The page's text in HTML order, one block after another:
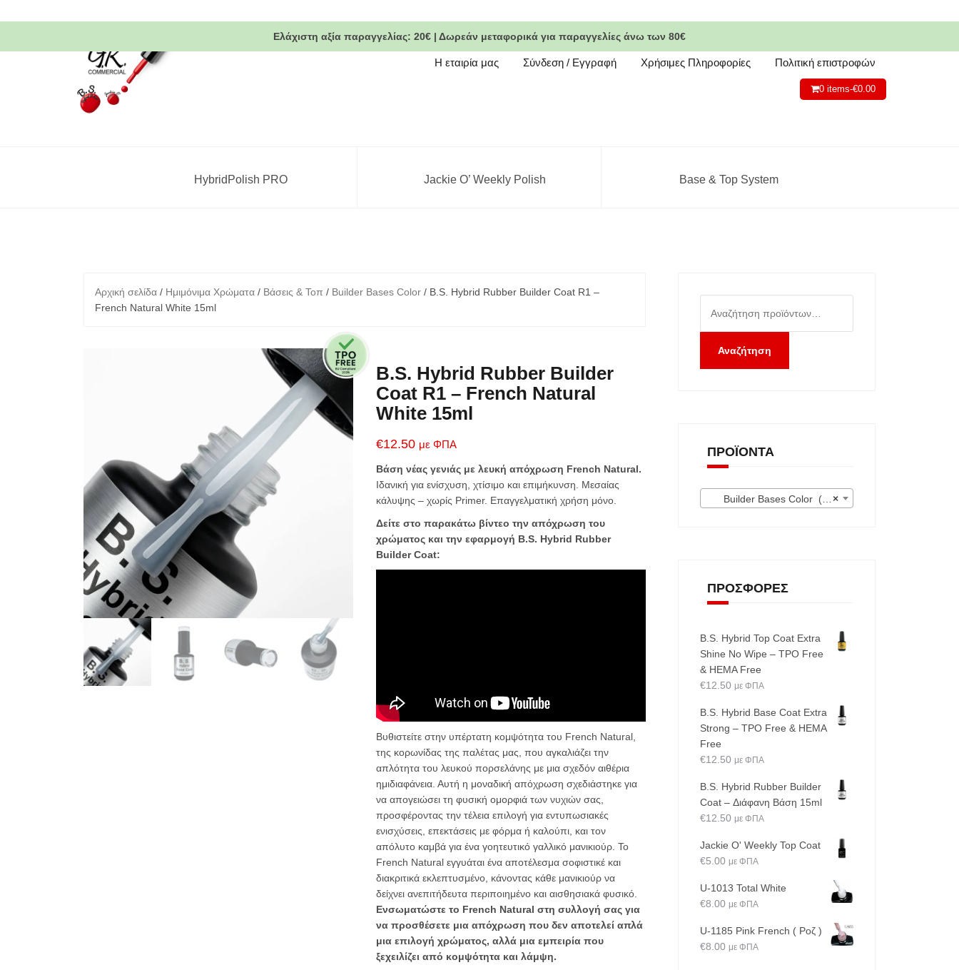
to
Ελάχιστη αξία παραγγελίας: 20€ | Δωρεάν μεταφορικά για παραγγελίες άνω των 80€
Η εταιρία μας Σύνδεση / Εγγραφή Χρήσιμες Πληροφορίες Πολιτική επιστροφών
0 items-€0.00
HybridPolish PRO Jackie O’ Weekly Polish Base & Top System
Αρχική σελίδα / Ημιμόνιμα Χρώματα / Βάσεις & Τοπ / Builder Bases Color / B.S. Hybrid Rubber Builder Coat R1 –
French Natural White 15ml
B.S. Hybrid Rubber Builder
Coat R1 – French Natural
White 15ml
€12.50 με ΦΠΑ
Βάση νέας γενιάς με λευκή απόχρωση French Natural.
Ιδανική για ενίσχυση, χτίσιμο και επιμήκυνση. Μεσαίας
κάλυψης – χωρίς Primer. Επαγγελματική χρήση μόνο.
Δείτε στο παρακάτω βίντεο την απόχρωση του
χρώματος και την εφαρμογή B.S. Hybrid Rubber
Builder Coat:
Βυθιστείτε στην υπέρτατη κομψότητα του French Natural,
της κορωνίδας της παλέτας μας, που αγκαλιάζει την
απλότητα του λευκού πορσελάνης με μια σχεδόν αιθέρια
ημιδιαφάνεια. Αυτή η μοναδική απόχρωση σχεδιάστηκε για
να απογειώσει τη φυσική ομορφιά των νυχιών σας,
προσφέροντας την τέλεια επιλογή για εντυπωσιακές
ενισχύσεις, επεκτάσεις με φόρμα ή καλούπι, και τον
απόλυτο καμβά για ένα γοητευτικό γαλλικό μανικιούρ. Το
French Natural εγγυάται ένα αποτέλεσμα σοφιστικέ και
διακριτικά εκλεπτυσμένο, κάνοντας κάθε μανικιούρ να
δείχνει ανεπιτήδευτα περιποιημένο και αισθησιακά φυσικό.
Ενσωματώστε το French Natural στη συλλογή σας για
να προσθέσετε μια απόχρωση που δεν αποτελεί απλά
μια επιλογή χρώματος, αλλά μια εμπειρία που
ξεχειλίζει από κομψότητα και λάμψη.
για:
Αναζήτηση
ΠΡΟΪΌΝΤΑ
×
Builder Bases Color (13)
ΠΡΟΣΦΟΡΈΣ
B.S. Hybrid Top Coat Extra
Shine No Wipe – TPO Free
& HEMA Free
€12.50 με ΦΠΑ
B.S. Hybrid Base Coat Extra
Strong – TPO Free & HEMA
Free
€12.50 με ΦΠΑ
B.S. Hybrid Rubber Builder
Coat – Διάφανη Βάση 15ml
€12.50 με ΦΠΑ
Jackie O' Weekly Top Coat
€5.00 με ΦΠΑ
U-1013 Total White
€8.00 με ΦΠΑ
U-1185 Pink French ( Ροζ )
€8.00 με ΦΠΑ